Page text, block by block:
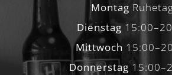
Montag
Dienstag
Mittwoch
Donnerstag